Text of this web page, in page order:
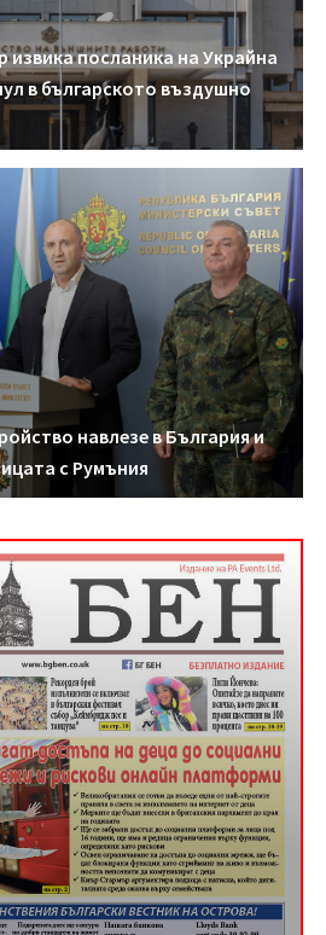
посланика на Украйна
в българското въздушно
навлезе в България и
с Румъния